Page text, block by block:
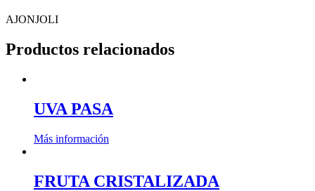
AJONJOLI
Productos relacionados
UVA PASA
Más información
FRUTA CRISTALIZADA